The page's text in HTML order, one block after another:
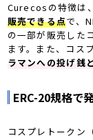
Curecosの特徴は
販売できる点で、
の一部が販売した
ます。また、コス
ラマンへの投げ銭
ERC-20規格で
コスプレトークン